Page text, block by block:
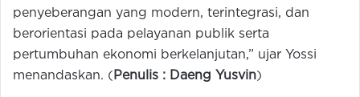
penyeberangan yang modern, terintegrasi, dan
berorientasi pada pelayanan publik serta
pertumbuhan ekonomi berkelanjutan,” ujar Yossi
menandaskan. ( Penulis : Daeng Yusvin)